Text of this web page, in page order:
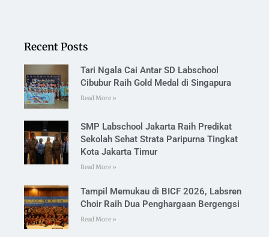
Recent Posts
Tari Ngala Cai Antar SD Labschool
Cibubur Raih Gold Medal di Singapura
Read More »
SMP Labschool Jakarta Raih Predikat
Sekolah Sehat Strata Paripurna Tingkat
Kota Jakarta Timur
Read More »
Tampil Memukau di BICF 2026, Labsren
Choir Raih Dua Penghargaan Bergengsi
Read More »